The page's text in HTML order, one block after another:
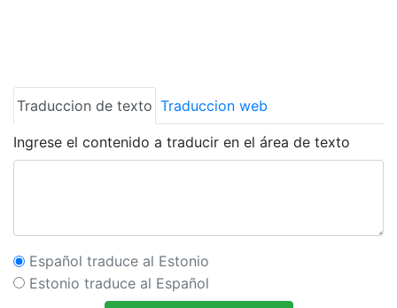
Traduccion de texto Traduccion web
Ingrese el contenido a traducir en el área de texto
Español traduce al Estonio
Estonio traduce al Español